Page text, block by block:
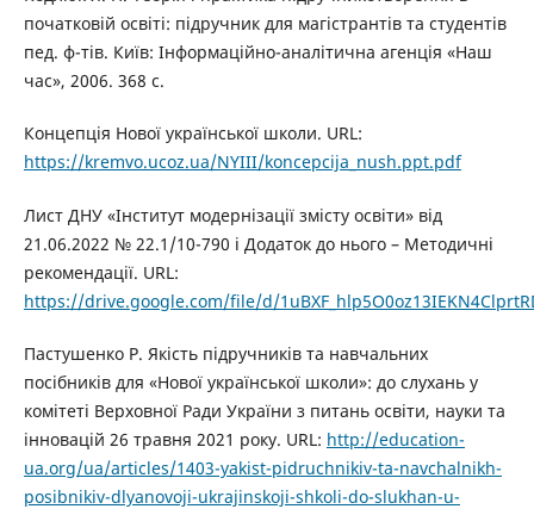
початковій освіті: підручник для магістрантів та студентів
пед. ф-тів. Київ: Інформаційно-аналітична агенція «Наш
час», 2006. 368 с.
Концепція Нової української школи. URL:
https://kremvo.ucoz.ua/NYIII/koncepcija_nush.ppt.pdf
Лист ДНУ «Інститут модернізації змісту освіти» від
21.06.2022 № 22.1/10-790 і Додаток до нього – Методичні
рекомендації. URL:
https://drive.google.com/file/d/
Пастушенко Р. Якість підручників та навчальних
посібників для «Нової української школи»: до слухань у
комітеті Верховної Ради України з питань освіти, науки та
інновацій 26 травня 2021 року. URL: http://education-
ua.org/ua/articles/1403-yakist-pidruchnikiv-ta-navchalnikh-
posibnikiv-dlyanovoji-ukrajinskoji-shkoli-do-slukhan-u-